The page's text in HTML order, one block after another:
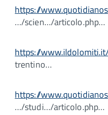
https://
…/scien…/articolo.php…
https://
trentino…
https://
…/studi…/articolo.php…